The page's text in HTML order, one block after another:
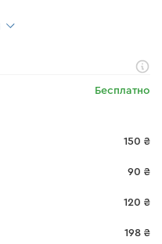
Бесплатно
150 ₴
90 ₴
120 ₴
198 ₴